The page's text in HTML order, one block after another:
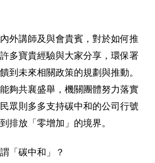
外講師及與會貴賓，對於如何推
多寶貴經驗與大家分享，環保署
到未來相關政策的規劃與推動。
夠共襄盛舉，機關團體努力落實
眾則多多支持碳中和的公司行號
排放「零增加」的境界。
「碳中和」？